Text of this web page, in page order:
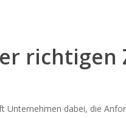
dabei, die